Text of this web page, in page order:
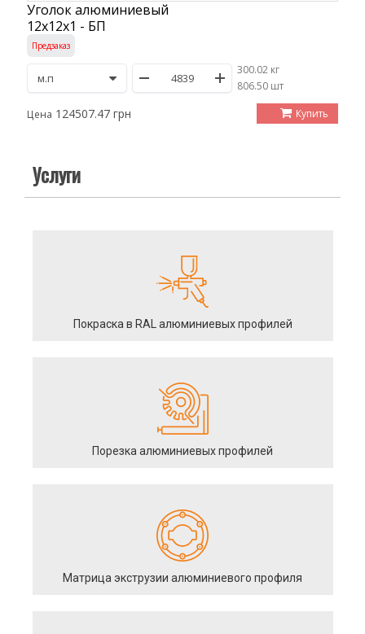
Уголок алюминиевый
12х12х1 - БП
Предзаказ
300.02 кг
/806.50 шт
Цена 124507.47 грн Купить
Услуги
Покраска в RAL алюминиевых профилей
Порезка алюминиевых профилей
Матрица экструзии алюминиевого профиля